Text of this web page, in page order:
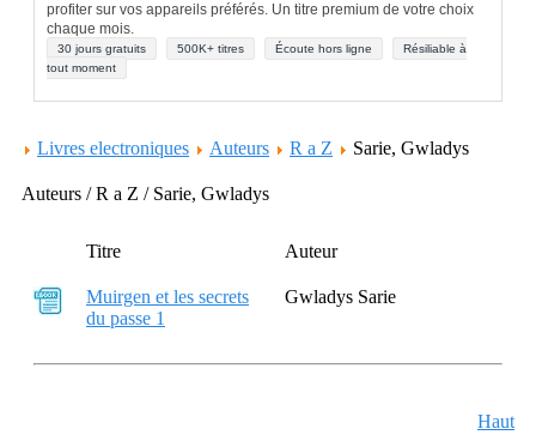
profiter sur vos appareils préférés. Un titre premium de votre choix
chaque mois.
30 jours gratuits 500K+ titres Écoute hors ligne
Résiliable à
tout moment
Livres electroniques Auteurs R a Z Sarie, Gwladys
Auteurs / R a Z / Sarie, Gwladys
Titre Auteur
Muirgen et les secrets
du passe 1
Gwladys Sarie
Haut